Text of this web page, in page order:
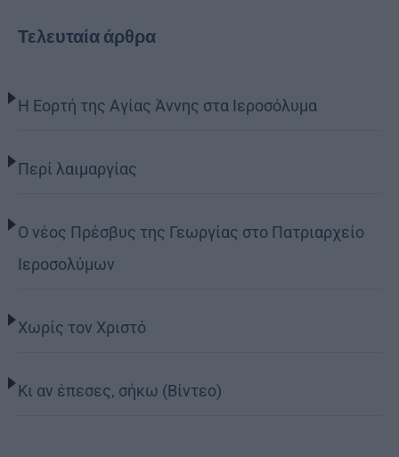
Τελευταία άρθρα
Η Εορτή της Αγίας Άννης στα Ιεροσόλυμα
Περί λαιμαργίας
Ο νέος Πρέσβυς της Γεωργίας στο Πατριαρχείο
Ιεροσολύμων
Χωρίς τον Χριστό
Κι αν έπεσες, σήκω (Βίντεο)